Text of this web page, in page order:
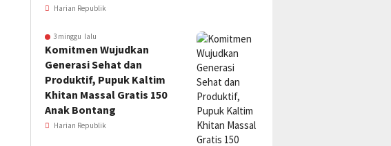
Harian Republik
3 minggu lalu
Komitmen Wujudkan
Generasi Sehat dan
Produktif, Pupuk Kaltim
Khitan Massal Gratis 150
Anak Bontang
Harian Republik